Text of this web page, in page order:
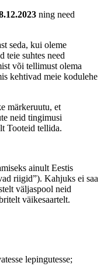
ning need
seda, kui oleme
teie suhtes need
või tellimust olema
kehtivad meie kodulehe
märkeruutu, et
neid tingimusi
Tooteid tellida.
ainult Eestis
riigid”). Kahjuks ei saa
väljaspool neid
väikesaartelt.
lepingutesse;